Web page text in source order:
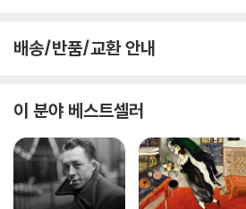
배송/반품/교환 안내
이 분야 베스트셀러